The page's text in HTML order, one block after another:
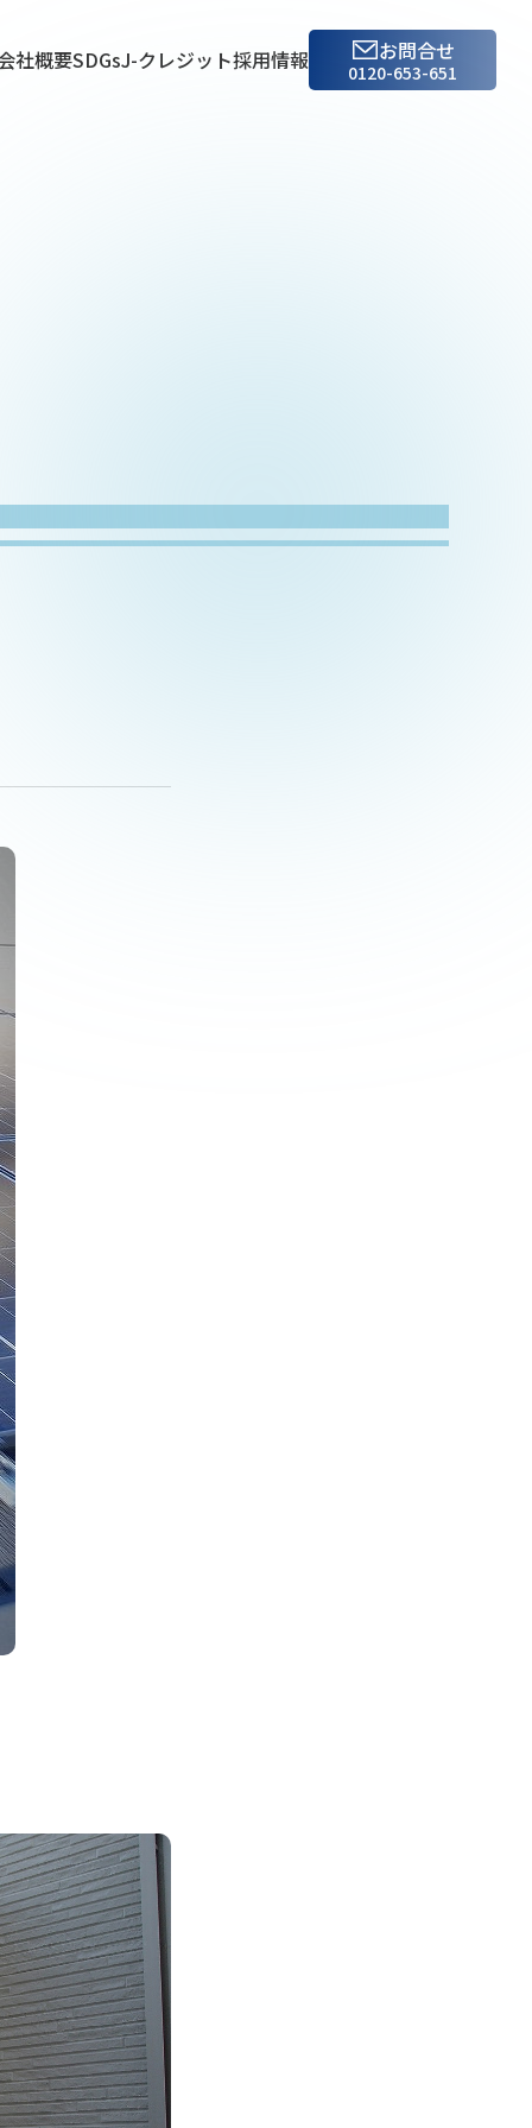
社概要SDGsJ-クレジット採用情報 お問合せ
0120-653-651